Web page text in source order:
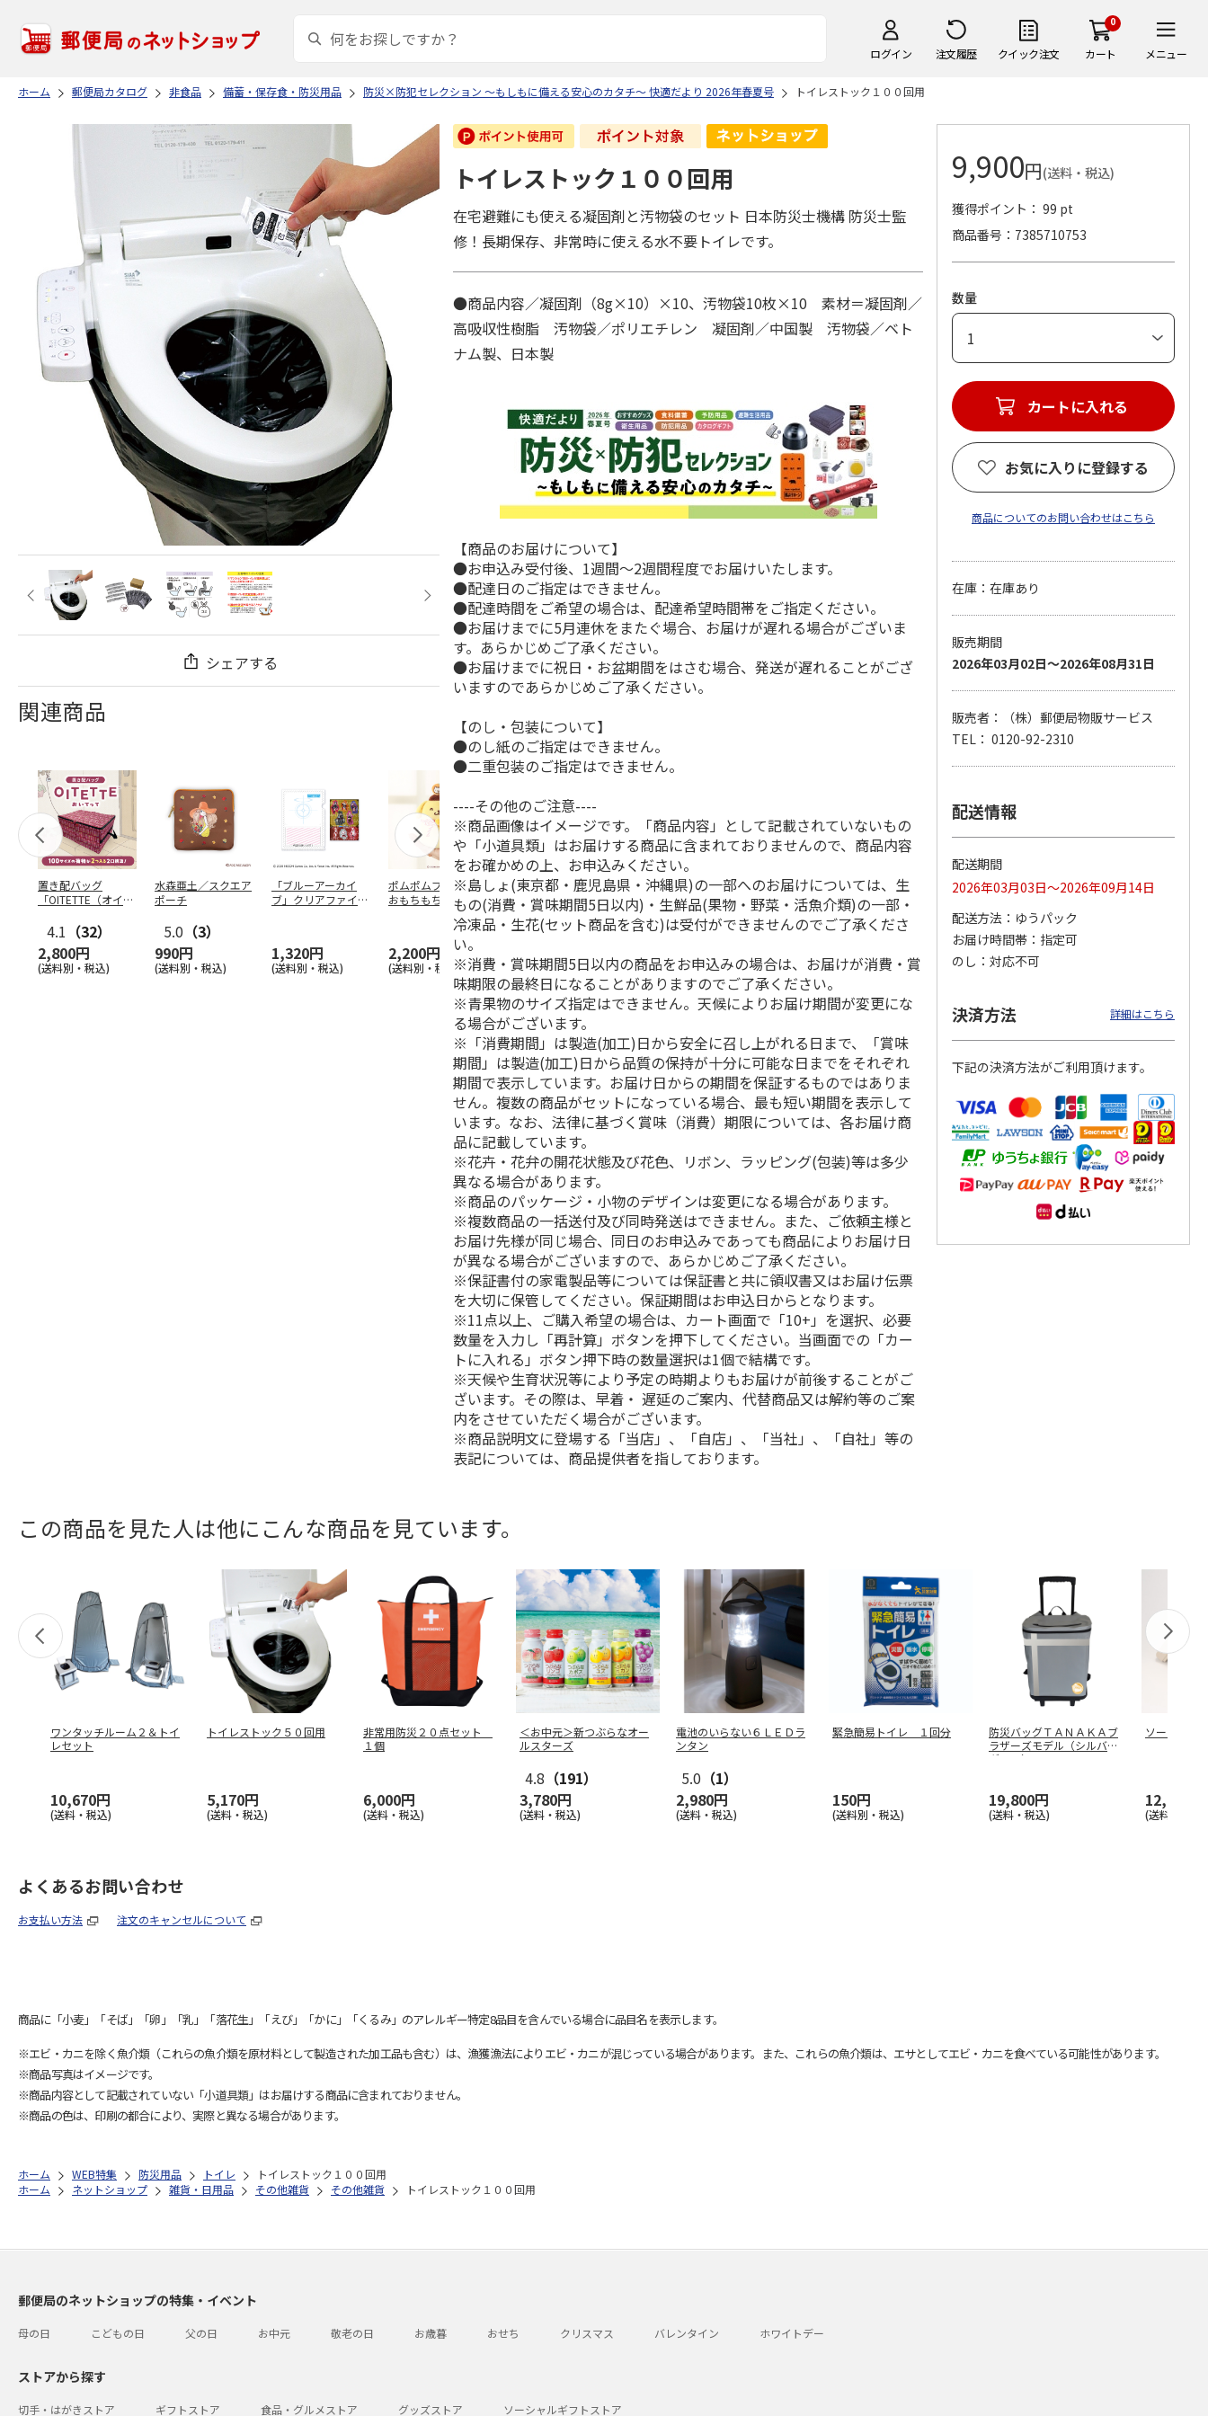
ログイン 注文履歴 クイック注文
0
カート メニュー
ホーム 郵便局カタログ 非食品 備蓄・保存食・防災用品 防災×防犯セレクション ～もしもに備える安心のカタチ～ 快適だより 2026年春夏号 トイレストック１００回用
シェアする
関連商品
置き配バッグ
「OITETTE（オイテ
4.1 （32）
2,800円
(送料別・税込)
水森亜土／スクエア
ポーチ
5.0 （3）
990円
(送料別・税込)
「ブルーアーカイ
ブ」クリアファイル
1,320円
(送料別・税込)
ポムポムプリン30th
おもちもちもちマス
2,200円
(送料別・税込)
ポムポムプリン30th
おもちもちもちクッ
ション
4,950円
(送料別・税込)
水森亜土／ステッカ
ーセット
600円
(送料別・税込)
リラックマ／マルチ
ケース
5.0（6）
1,100円
(送料別・税込)
アニメ『ジョジョの
奇妙な冒険 黄金の
風』チョコラータと
セッ …
5.0（7）
1,969円
(送料別・税込)
ポムポムプリン30th
4,950円
(送料別・税込)
令和八年七月場所
トイレストック１００回用
在宅避難にも使える凝固剤と汚物袋のセット 日本防災士機構 防災士監
修！長期保存、非常時に使える水不要トイレです。
●商品内容／凝固剤（8g×10）×10、汚物袋10枚×10 素材＝凝固剤／
高吸収性樹脂 汚物袋／ポリエチレン 凝固剤／中国製 汚物袋／ベト
ナム製、日本製
【商品のお届けについて】
●お申込み受付後、1週間～2週間程度でお届けいたします。
●配達日のご指定はできません。
●配達時間をご希望の場合は、配達希望時間帯をご指定ください。
●お届けまでに5月連休をまたぐ場合、お届けが遅れる場合がございま
す。あらかじめご了承ください。
●お届けまでに祝日・お盆期間をはさむ場合、発送が遅れることがござ
いますのであらかじめご了承ください。
【のし・包装について】
●のし紙のご指定はできません。
●二重包装のご指定はできません。
----その他のご注意----
※商品画像はイメージです。「商品内容」として記載されていないもの
や「小道具類」はお届けする商品に含まれておりませんので、商品内容
をお確かめの上、お申込みください。
※島しょ(東京都・鹿児島県・沖縄県)の一部へのお届けについては、生
もの(消費・賞味期間5日以内)・生鮮品(果物・野菜・活魚介類)の一部・
冷凍品・生花(セット商品を含む)は受付ができませんのでご了承くださ
い。
※消費・賞味期間5日以内の商品をお申込みの場合は、お届けが消費・賞
味期限の最終日になることがありますのでご了承ください。
※青果物のサイズ指定はできません。天候によりお届け期間が変更にな
る場合がございます。
※「消費期間」は製造(加工)日から安全に召し上がれる日まで、「賞味
期間」は製造(加工)日から品質の保持が十分に可能な日までをそれぞれ
期間で表示しています。お届け日からの期間を保証するものではありま
せん。複数の商品がセットになっている場合、最も短い期間を表示して
います。なお、法律に基づく賞味（消費）期限については、各お届け商
品に記載しています。
※花卉・花弁の開花状態及び花色、リボン、ラッピング(包装)等は多少
異なる場合があります。
※商品のパッケージ・小物のデザインは変更になる場合があります。
※複数商品の一括送付及び同時発送はできません。また、ご依頼主様と
お届け先様が同じ場合、同日のお申込みであっても商品によりお届け日
が異なる場合がございますので、あらかじめご了承ください。
※保証書付の家電製品等については保証書と共に領収書又はお届け伝票
を大切に保管してください。保証期間はお申込日からとなります。
※11点以上、ご購入希望の場合は、カート画面で「10+」を選択、必要
数量を入力し「再計算」ボタンを押下してください。当画面での「カー
トに入れる」ボタン押下時の数量選択は1個で結構です。
※天候や生育状況等により予定の時期よりもお届けが前後することがご
ざいます。その際は、早着・ 遅延のご案内、代替商品又は解約等のご案
内をさせていただく場合がございます。
※商品説明文に登場する「当店」、「自店」、「当社」、「自社」等の
表記については、商品提供者を指しております。
9,900円(送料・税込)
獲得ポイント： 99 pt
商品番号
7385710753
数量
カートに入れる
お気に入りに登録する
商品についてのお問い合わせはこちら
在庫：在庫あり
販売期間
2026年03月02日～2026年08月31日
販売者：（株）郵便局物販サービス
TEL： 0120-92-2310
配送情報
配送期間
2026年03月03日～2026年09月14日
配送方法
ゆうパック
お届け時間帯
指定可
のし
対応不可
決済方法 詳細はこちら
下記の決済方法がご利用頂けます。
この商品を見た人は他にこんな商品を見ています。
ワンタッチルーム２＆トイ
レセット
10,670円
(送料・税込)
トイレストック５０回用
5,170円
(送料・税込)
非常用防災２０点セット
１個
6,000円
(送料・税込)
＜お中元＞新つぶらなオー
ルスターズ
4.8 （191）
3,780円
(送料・税込)
電池のいらない６ＬＥＤラ
ンタン
5.0 （1）
2,980円
(送料・税込)
緊急簡易トイレ １回分
150円
(送料別・税込)
防災バッグＴＡＮＡＫＡブ
ラザーズモデル（シルバー
グレー）
19,800円
(送料・税込)
ソーラーコ
12,980円
(送料・税込)
よくあるお問い合わせ
お支払い方法 注文のキャンセルについて
商品に「小麦」「そば」「卵」「乳」「落花生」「えび」「かに」「くるみ」のアレルギー特定8品目を含んでいる場合に品目名を表示します。
※エビ・カニを除く魚介類（これらの魚介類を原材料として製造された加工品も含む）は、漁獲漁法によりエビ・カニが混じっている場合があります。また、これらの魚介類は、エサとしてエビ・カニを食べている可能性があります。
※商品写真はイメージです。
※商品内容として記載されていない「小道具類」はお届けする商品に含まれておりません。
※商品の色は、印刷の都合により、実際と異なる場合があります。
ホーム WEB特集 防災用品 トイレ
トイレストック１００回用
ホーム
ネットショップ 雑貨・日用品 その他雑貨 その他雑貨 トイレストック１００回用
郵便局のネットショップの特集・イベント
母の日 こどもの日 父の日 お中元 敬老の日 お歳暮 おせち クリスマス バレンタイン ホワイトデー
ストアから探す
切手・はがきストア ギフトストア 食品・グルメストア グッズストア ソーシャルギフトストア